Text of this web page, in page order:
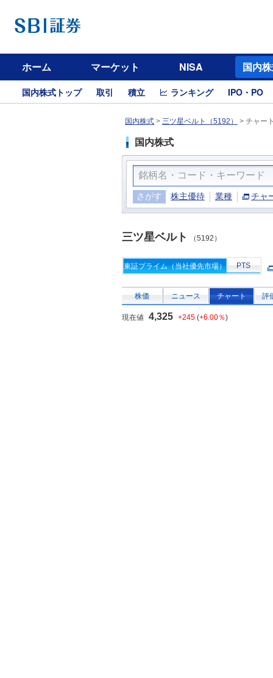
ホーム マーケット NISA 国内
国内株式トップ 取引 積立 ランキング IPO・PO
国内株式 > 三ツ星ベルト（5192） > チャー
国内株式
さがす 株主優待 業種 チャ
三ツ星ベルト （5192）
東証プライム（当社優先市場） PTS
株価 ニュース チャート 評
現在値 4,325 +245 (+6.00％)